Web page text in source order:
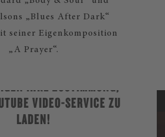
„Blues After Dark“
seiner Eigenkomposition
„A Prayer“.
IHRE ZUSTIMMUNG,
VIDEO-SERVICE ZU
LADEN!